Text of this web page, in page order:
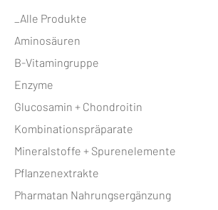
_Alle Produkte
Aminosäuren
B-Vitamingruppe
Enzyme
Glucosamin + Chondroitin
Kombinationspräparate
Mineralstoffe + Spurenelemente
Pflanzenextrakte
Pharmatan Nahrungsergänzung